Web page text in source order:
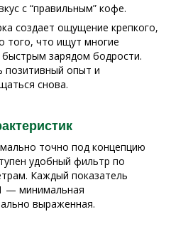
с “правильным” кофе.
создает ощущение крепкого,
того, что ищут многие
быстрым зарядом бодрости.
опыт и
снова.
точно под концепцию
удобный фильтр по
Каждый показатель
— минимальная
выраженная.